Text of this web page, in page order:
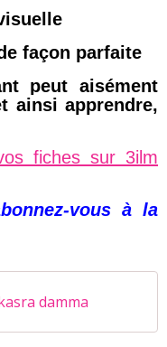
façon parfaite
peut aisément
ainsi apprendre,
fiches sur 3ilm
vous à la
damma